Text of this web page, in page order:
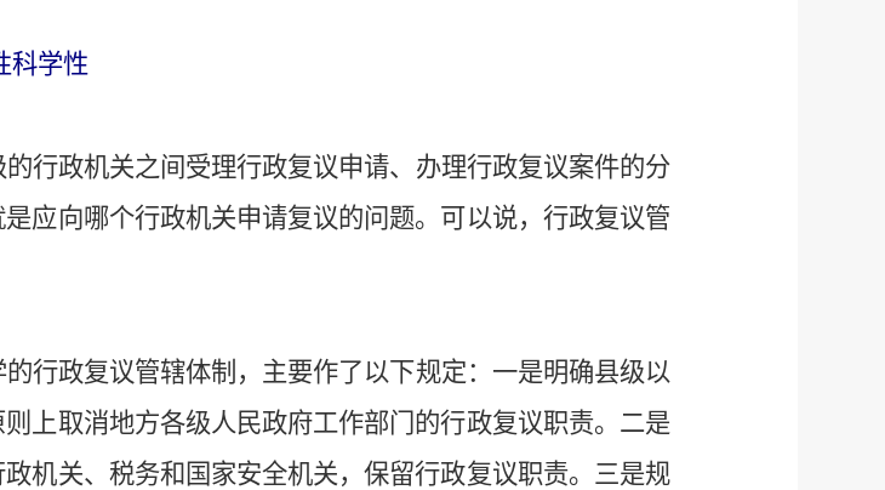
科学性
行政机关之间受理行政复议申请、办理行政复议案件的分
应向哪个行政机关申请复议的问题。可以说，行政复议管
行政复议管辖体制，主要作了以下规定：一是明确县级以
上取消地方各级人民政府工作部门的行政复议职责。二是
机关、税务和国家安全机关，保留行政复议职责。三是规